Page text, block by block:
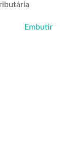
Embutir